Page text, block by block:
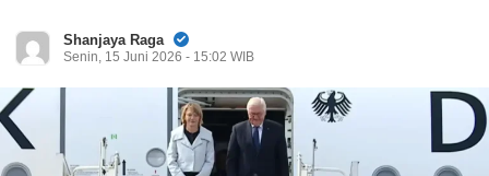
Shanjaya Raga
Senin, 15 Juni 2026 - 15:02 WIB